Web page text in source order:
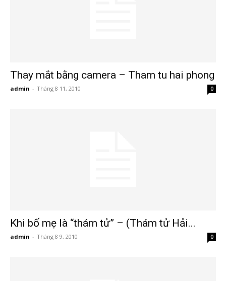
thám
Thay mắt bằng camera – Tham tu hai phong
admin - Tháng 8 11, 2010 0
Khi bố mẹ là “thám tử” – (Thám tử Hải...
admin - Tháng 8 9, 2010 0